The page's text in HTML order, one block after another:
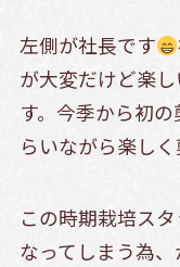
左側が社長です
が大変だけど楽
す。今季から初
らいながら楽し
この時期栽培ス
なってしまう為